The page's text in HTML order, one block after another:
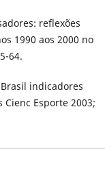
reflexões
1990 aos 2000 no
64.
indicadores
Esporte 2003;